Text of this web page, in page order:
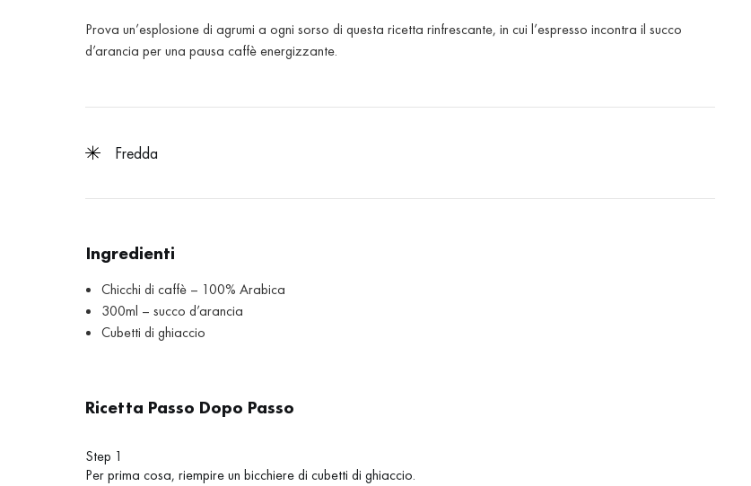
Prova un’esplosione di agrumi a ogni sorso di questa ricetta rinfrescante, in cui l’espresso incontra il succo
d’arancia per una pausa caffè energizzante.
fredda
Ingredienti
Chicchi di caffè – 100% Arabica
300ml – succo d’arancia
Cubetti di ghiaccio
Ricetta Passo Dopo Passo
Step 1
Per prima cosa, riempire un bicchiere di cubetti di ghiaccio.